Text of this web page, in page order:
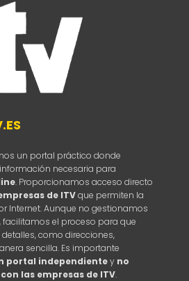
un portal práctico donde
necesaria para
. Proporcionamos acceso directo
de ITVque permiten la
Internet. Aunque no gestionamos
facilitamos el proceso para que
como direcciones,
sencilla. Es importante
portal independientey no
las empresas de ITV.